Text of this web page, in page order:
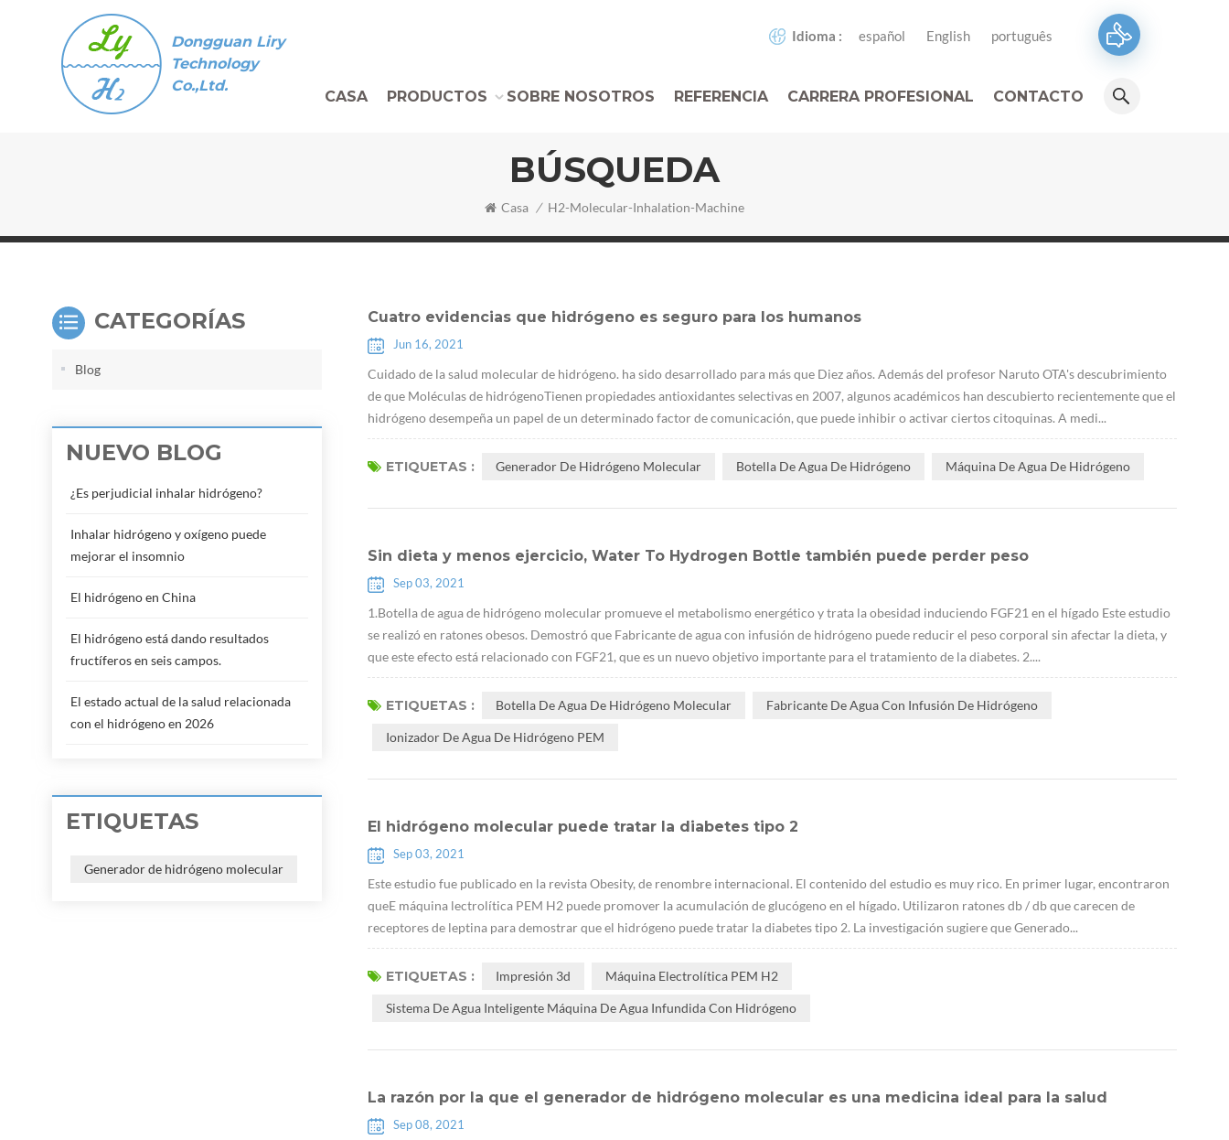
Dongguan Liry
Technology
Co.,Ltd.
Idioma : español English português
CASA PRODUCTOS SOBRE NOSOTROS REFERENCIA CARRERA PROFESIONAL CONTACTO
BÚSQUEDA
Casa / H2-Molecular-Inhalation-Machine
Cuatro evidencias que hidrógeno es seguro para los humanos
Jun 16, 2021
Cuidado de la salud molecular de hidrógeno. ha sido desarrollado para más que Diez años. Además del profesor Naruto OTA's descubrimiento
de que Moléculas de hidrógenoTienen propiedades antioxidantes selectivas en 2007, algunos académicos han descubierto recientemente que el
hidrógeno desempeña un papel de un determinado factor de comunicación, que puede inhibir o activar ciertos citoquinas. A medi...
ETIQUETAS : Generador De Hidrógeno Molecular Botella De Agua De Hidrógeno Máquina De Agua De Hidrógeno
Sin dieta y menos ejercicio, Water To Hydrogen Bottle también puede perder peso
Sep 03, 2021
1.Botella de agua de hidrógeno molecular promueve el metabolismo energético y trata la obesidad induciendo FGF21 en el hígado Este estudio
se realizó en ratones obesos. Demostró que Fabricante de agua con infusión de hidrógeno puede reducir el peso corporal sin afectar la dieta, y
que este efecto está relacionado con FGF21, que es un nuevo objetivo importante para el tratamiento de la diabetes. 2....
ETIQUETAS : Botella De Agua De Hidrógeno Molecular Fabricante De Agua Con Infusión De Hidrógeno
Ionizador De Agua De Hidrógeno PEM
El hidrógeno molecular puede tratar la diabetes tipo 2
Sep 03, 2021
Este estudio fue publicado en la revista Obesity, de renombre internacional. El contenido del estudio es muy rico. En primer lugar, encontraron
queE máquina lectrolítica PEM H2 puede promover la acumulación de glucógeno en el hígado. Utilizaron ratones db / db que carecen de
receptores de leptina para demostrar que el hidrógeno puede tratar la diabetes tipo 2. La investigación sugiere que Generado...
ETIQUETAS : Impresión 3d Máquina Electrolítica PEM H2
Sistema De Agua Inteligente Máquina De Agua Infundida Con Hidrógeno
La razón por la que el generador de hidrógeno molecular es una medicina ideal para la salud
Sep 08, 2021
CATEGORÍAS
Blog
NUEVO BLOG
¿Es perjudicial inhalar hidrógeno?
Inhalar hidrógeno y oxígeno puede
mejorar el insomnio
El hidrógeno en China
El hidrógeno está dando resultados
fructíferos en seis campos.
El estado actual de la salud relacionada
con el hidrógeno en 2026
ETIQUETAS
Generador de hidrógeno molecular